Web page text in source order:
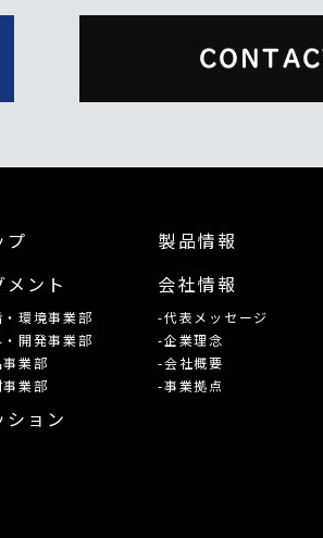
プ
メント
環境事業部
開発事業部
業部
業部
ション
製品情報
会社情報
-代表メッセージ
-企業理念
-会社概要
-事業拠点